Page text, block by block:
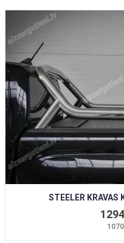
STEELER KRAVAS